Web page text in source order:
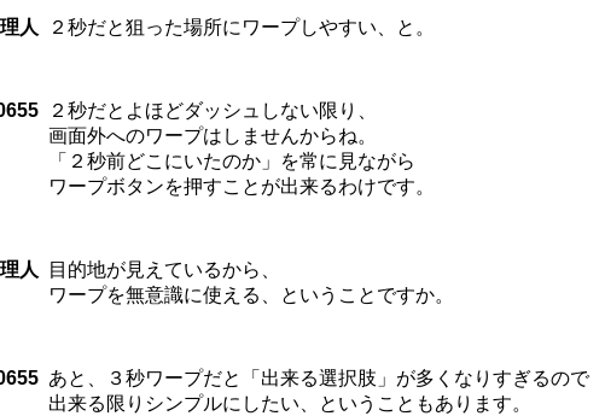
人 ２秒だと狙った場所にワープしやすい、と。
２秒だとよほどダッシュしない限り、
画面外へのワープはしませんからね。
「２秒前どこにいたのか」を常に見ながら
ワープボタンを押すことが出来るわけです。
人
目的地が見えているから、
ワープを無意識に使える、ということですか。
あと、３秒ワープだと「出来る選択肢」が多くなりすぎるので
出来る限りシンプルにしたい、ということもあります。